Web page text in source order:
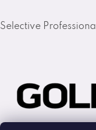
Selective Professional